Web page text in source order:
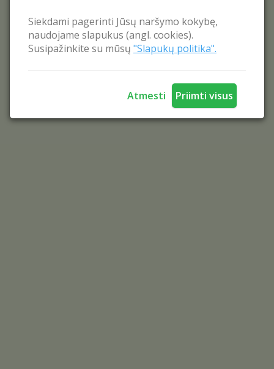
Siekdami pagerinti Jūsų naršymo kokybę,
naudojame slapukus (angl. cookies).
Susipažinkite su mūsų "Slapukų politika".
Atmesti Priimti visus